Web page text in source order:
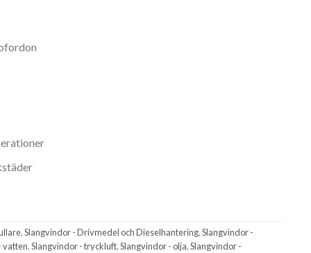
,Slangvindor - Drivmedel och Dieselhantering,Slangvindor -
vatten,Slangvindor - tryckluft,Slangvindor - olja,Slangvindor -